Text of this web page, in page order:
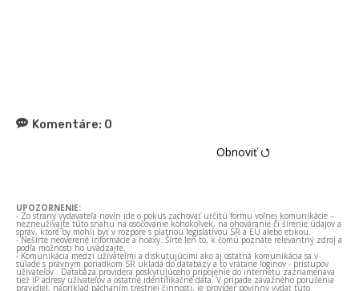
Komentáre: 0
Obnoviť ⭯
UPOZORNENIE:
- Zo strany vydavateľa novín ide o pokus zachovať určitú formu voľnej komunikácie –
nezneužívajte túto snahu na osočovanie kohokoľvek, na ohováranie či šírenie údajov a
správ, ktoré by mohli byť v rozpore s platnou legislatívou SR a EÚ alebo etikou.
- Nešírte neoverené informácie a hoaxy. Šírte len to, k čomu poznáte relevantný zdroj a
podľa možnosti ho uvádzajte.
- Komunikácia medzi užívateľmi a diskutujúcimi ako aj ostatná komunikácia sa v
súlade s právnym poriadkom SR ukladá do databázy a to vrátane loginov - prístupov
užívateľov . Databáza providera poskytujúceho pripojenie do internetu zaznamenáva
tiež IP adresy užívateľov a ostatné identifikačné dáta. V prípade závažného porušenia
pravidiel, napríklad páchaním trestnej činnosti, je provider povinný vydať túto